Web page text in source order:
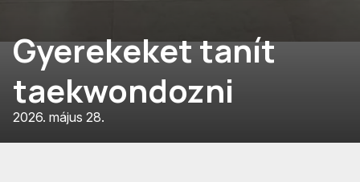
Gyerekeket tanít
taekwondozni
2026. május 28.